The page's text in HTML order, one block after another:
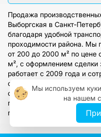
Продажа
Выборгская в Санкт-
благодаря удобной
проходимости района. Мы
от 200 до 2000 м² по цене
м², с оформлением
работает с 2009 года и
собственниками,
сопровождение. Оставьте
персональный подбор
по рынку коммерческой
Мы используем
на нашем